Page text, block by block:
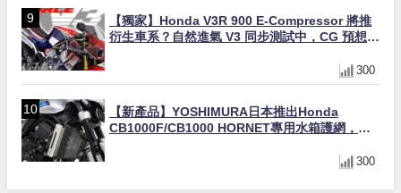
【獨家】Honda V3R 900 E-Compressor 將推
衍生車系？自然進氣 V3 同步測試中，CG 預想曝
300
【新產品】YOSHIMURA日本推出Honda
CB1000F/CB1000 HORNET專用水箱護網，六
300